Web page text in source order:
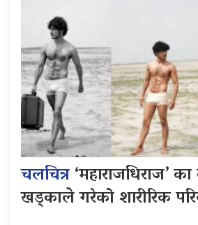
चलचित्र‘महाराजधिराज’
खड्काले गरेको शारीरिक